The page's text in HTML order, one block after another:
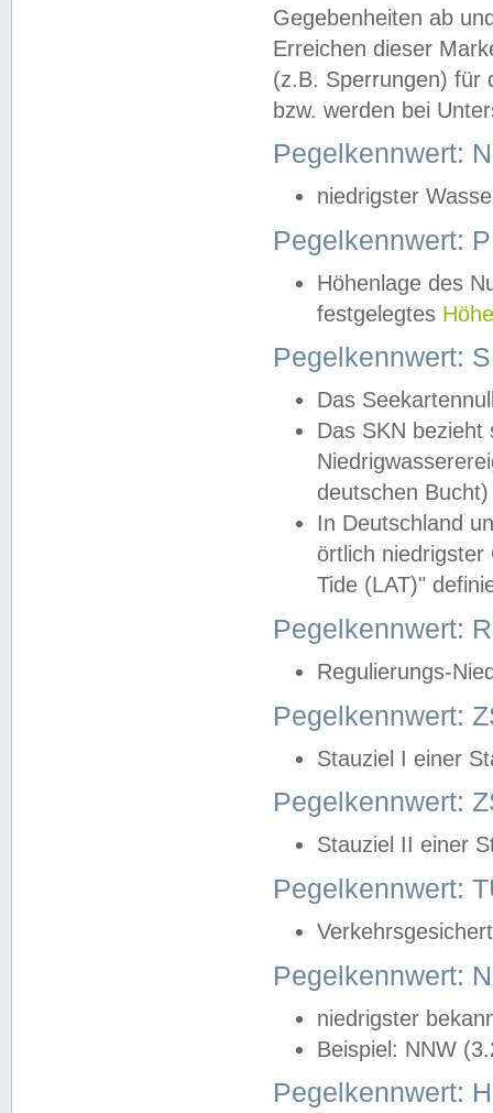
Gegebenheiten ab
Erreichen dieser
(z.B. Sperrungen) für
bzw. werden bei
Pegelkennwert:
niedrigster
Pegelkennwert:
Höhenlage des
festgelegtes
Pegelkennwert:
Das
Das SKN
deutschen
In Deutschland
örtlich
Tide (LAT)"
Pegelkennwert:
Regulierungs-
Pegelkennwert:
Stauziel I einer
Pegelkennwert:
Stauziel II einer
Pegelkennwert:
Pegelkennwert:
niedrigster
Beispiel: NNW
Pegelkennwert: